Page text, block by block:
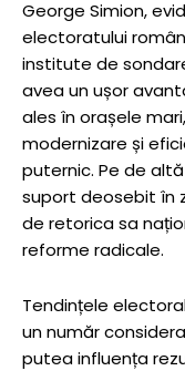
George Simion,
electoratului
institute de
avea un ușor
ales în orașele
modernizare și
puternic. Pe de
suport deosebit în
de retorica sa
reforme radicale.
Tendințele
un număr
putea influența